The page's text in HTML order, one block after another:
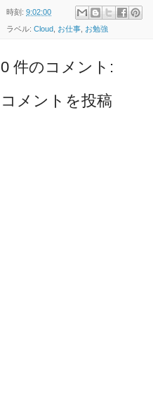
時刻: 9:02:00
ラベル: Cloud, お仕事, お勉強
0 件のコメント:
コメントを投稿